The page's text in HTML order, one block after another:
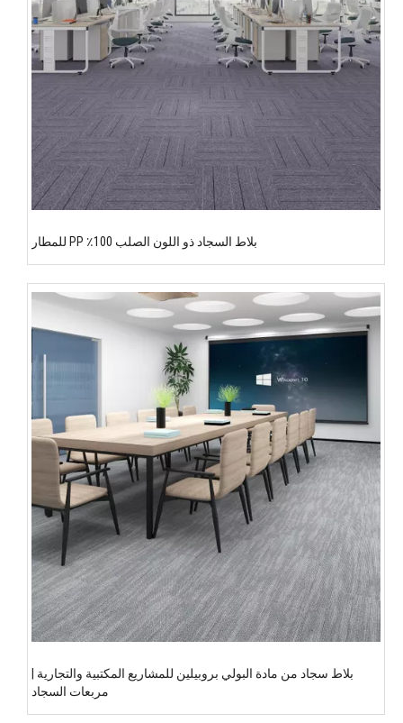
بلاط السجاد ذو اللون الصلب 100٪ PP للمطار
بلاط سجاد من مادة البولي بروبيلين للمشاريع المكتبية والتجارية |
مربعات السجاد